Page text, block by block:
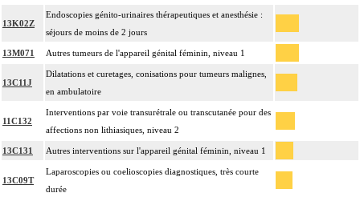
13K02Z
Endoscopies génito-urinaires thérapeutiques et anesthésie :
séjours de moins de 2 jours
13M071 Autres tumeurs de l'appareil génital féminin, niveau 1
13C11J
Dilatations et curetages, conisations pour tumeurs malignes,
en ambulatoire
11C132
Interventions par voie transurétrale ou transcutanée pour des
affections non lithiasiques, niveau 2
13C131 Autres interventions sur l'appareil génital féminin, niveau 1
13C09T
Laparoscopies ou coelioscopies diagnostiques, très courte
durée